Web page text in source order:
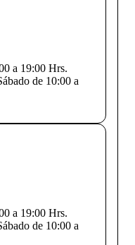
a 19:00 Hrs.
de 10:00 a
a 19:00 Hrs.
de 10:00 a